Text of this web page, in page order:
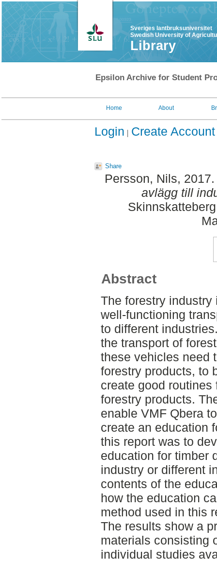
Sveriges lantbruksuniversitet
Swedish University of
Library
Epsilon Archive for Student
Home About
Login Create Account
Share
Persson, Nils,
avlägg till
Abstract
The forestry
well-functioning
to different
the transport of
these vehicles need
forestry products, to
create good
forestry products.
enable VMF Qbera
create an education
this report was to
education for timber
industry or different
contents of the
how the education
method used in this
The results show a
materials consisting
individual studies